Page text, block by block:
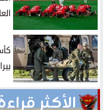
الأكثر